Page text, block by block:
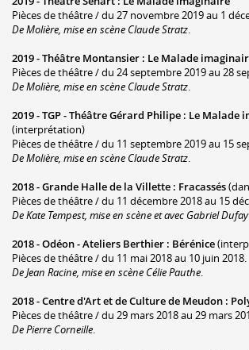
Pièces de théâtre / du 27 novembre 2019 au 1
De Molière, mise en scène Claude Stratz.
2019 -Théâtre Montansier : Le Malade
Pièces de théâtre / du 24 septembre 2019 au 28
De Molière, mise en scène Claude Stratz.
2019 -TGP - Théâtre Gérard Philipe : Le Malade
(interprétation)
Pièces de théâtre / du 11 septembre 2019 au 15
De Molière, mise en scène Claude Stratz.
2018 -Grande Halle de la Villette : Fracassés
Pièces de théâtre / du 11 décembre 2018 au 15
De Kate Tempest, mise en scène et avec Gabriel Dufay
2018 -Odéon - Ateliers Berthier : Bérénice
Pièces de théâtre / du 11 mai 2018 au 10 juin 2018.
De Jean Racine, mise en scène Célie Pauthe.
2018 -Centre d'Art et de Culture de Meudon :
Pièces de théâtre / du 29 mars 2018 au 29 mars
De Pierre Corneille.